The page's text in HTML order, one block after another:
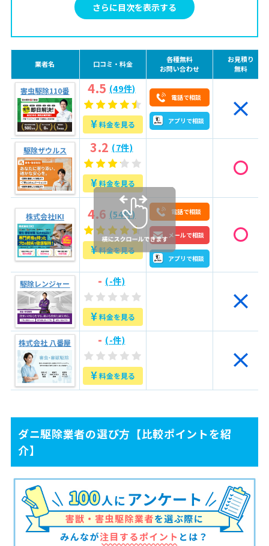
株式会社 八番屋
4
長崎市でダニ駆除業者に安く依頼する方法【3つのコ
ツ】
4.2不要な追加オプションをつけない
4.3安い業者を見つける
5 ダニ駆除依頼の流れ【まず、何を伝えればいい？】
5.1初めに業者に伝えること
5.2キャンセルはどのタイミングまでOK？
5.3業者への支払い方法は？
5.4カドを立てない断り方は？
6 【長崎市のダニ駆除】まずはプロにご相談を！
さらに目次を表示する
業者名 口コミ・料金
各種無料
お問い合わせ
お見積り
無料
害虫駆除110番 4.5 (49件)
¥料金を見る
電話で相談
アプリで相談
駆除ザウルス 3.2 (7件)
¥料金を見る
株式会社IKI 4.6 (54件)
¥料金を見る
電話で相談
メールで相談
アプリで相談
駆除レンジャー - (-件)
¥料金を見る
株式会社 八番屋 - (-件)
¥料金を見る
ダニ駆除業者の選び方【比較ポイントを紹
介】